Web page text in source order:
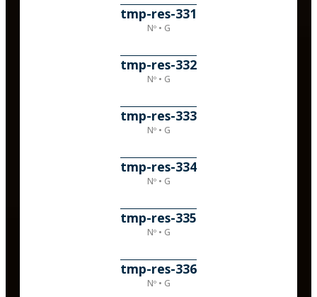
tmp-res-331
Nº • G
tmp-res-332
Nº • G
tmp-res-333
Nº • G
tmp-res-334
Nº • G
tmp-res-335
Nº • G
tmp-res-336
Nº • G